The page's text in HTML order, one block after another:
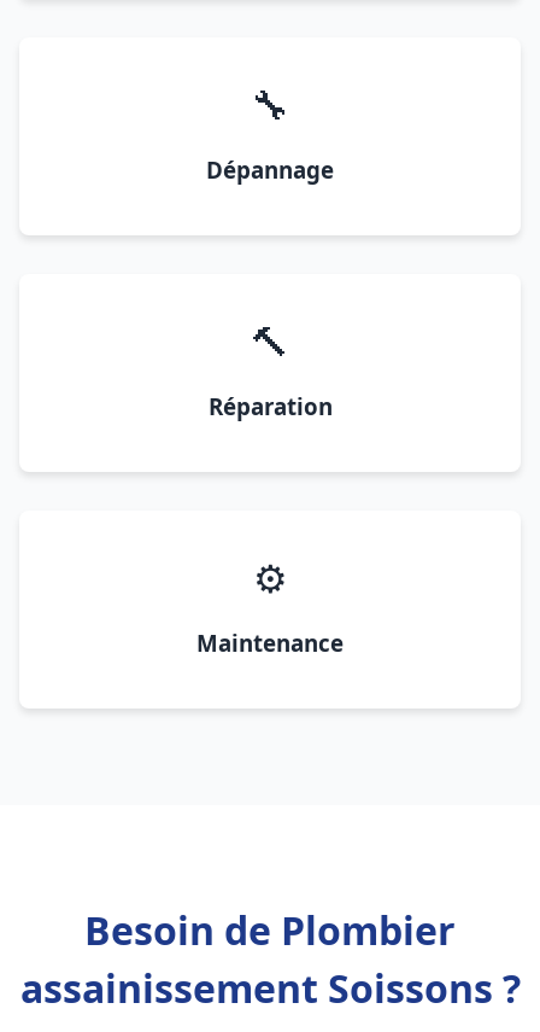
🔧
Dépannage
🔨
Réparation
⚙️
Maintenance
Besoin de Plombier
assainissement Soissons ?